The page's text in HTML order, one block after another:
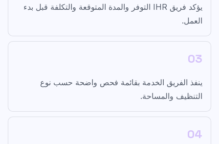
يؤكد فريق IHR التوفر والمدة المتوقعة والتكلفة قبل بدء
العمل.
03
ينفذ الفريق الخدمة بقائمة فحص واضحة حسب نوع
التنظيف والمساحة.
04